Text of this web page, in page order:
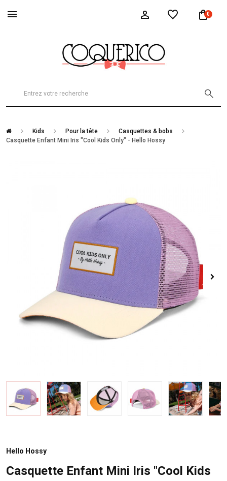
0
Kids Pour la tête
Casquettes & bobs
Casquette Enfant Mini Iris "Cool Kids Only" - Hello Hossy
Hello Hossy
Casquette Enfant Mini Iris "Cool Kids